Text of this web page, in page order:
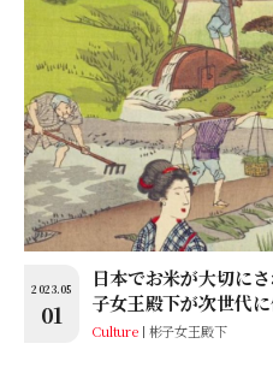
2023.05
01
日本でお米が大切に
子女王殿下が次世代に
Culture 彬子女王殿下